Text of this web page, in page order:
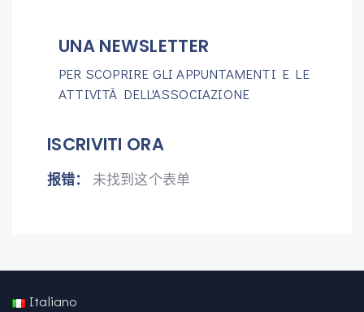
UNA NEWSLETTER
PER SCOPRIRE GLI APPUNTAMENTI E LE
ATTIVITÀ DELL'ASSOCIAZIONE
ISCRIVITI ORA
报错： 未找到这个表单
Italiano